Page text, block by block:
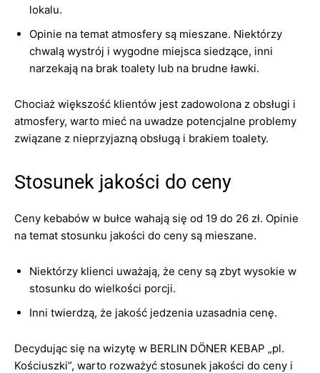
lokalu.
Opinie na temat atmosfery są mieszane. Niektórzy
chwalą wystrój i wygodne miejsca siedzące, inni
narzekają na brak toalety lub na brudne ławki.
Chociaż większość klientów jest zadowolona z obsługi i
atmosfery, warto mieć na uwadze potencjalne problemy
związane z nieprzyjazną obsługą i brakiem toalety.
Stosunek jakości do ceny
Ceny kebabów w bułce wahają się od 19 do 26 zł. Opinie
na temat stosunku jakości do ceny są mieszane.
Niektórzy klienci uważają, że ceny są zbyt wysokie w
stosunku do wielkości porcji.
Inni twierdzą, że jakość jedzenia uzasadnia cenę.
Decydując się na wizytę w BERLIN DÖNER KEBAP „pl.
Kościuszki”, warto rozważyć stosunek jakości do ceny i